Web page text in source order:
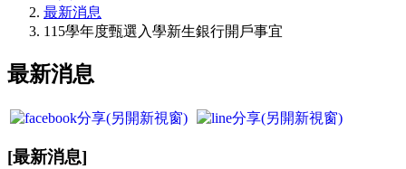
最新消息
115學年度甄選入學新生銀行開戶事宜
最新消息
[最新消息]